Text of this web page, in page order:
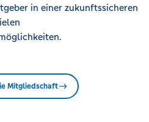
in einer zukunftssicheren
Mitgliedschaft